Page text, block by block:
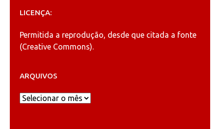
LICENÇA:
Permitida a reprodução, desde que citada a fonte
(Creative Commons).
ARQUIVOS
Arquivos